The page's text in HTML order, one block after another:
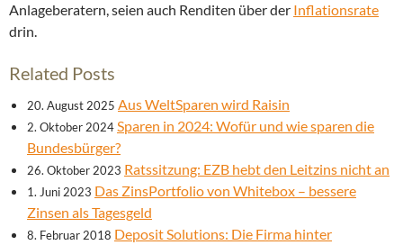
Anlageberatern, seien auch Renditen über der Inflationsrate
drin.
Related Posts
20. August 2025 Aus WeltSparen wird Raisin
2. Oktober 2024Sparen in 2024: Wofür und wie sparen die
Bundesbürger?
26. Oktober 2023 Ratssitzung: EZB hebt den Leitzins nicht an
1. Juni 2023 Das ZinsPortfolio von Whitebox – bessere
Zinsen als Tagesgeld
8. Februar 2018 Deposit Solutions: Die Firma hinter